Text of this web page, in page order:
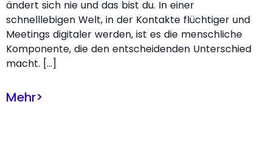
ändert sich nie und das bist du. In einer
schnelllebigen Welt, in der Kontakte flüchtiger und
Meetings digitaler werden, ist es die menschliche
Komponente, die den entscheidenden Unterschied
macht. […]
Mehr>